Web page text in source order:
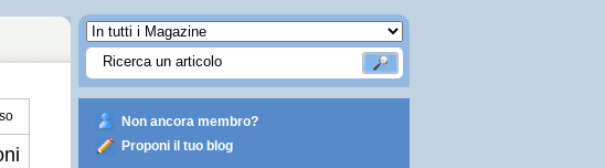
Non ancora membro?
Proponi il tuo blog